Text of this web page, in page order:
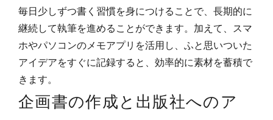
毎日少しずつ書く習慣を身につけることで、長期的に
継続して執筆を進めることができます。加えて、スマ
ホやパソコンのメモアプリを活用し、ふと思いついた
アイデアをすぐに記録すると、効率的に素材を蓄積で
きます。
企画書の作成と出版社へのア